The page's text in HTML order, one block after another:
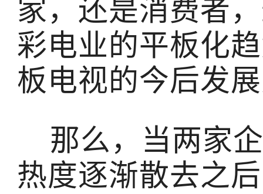
家，还是消费者
彩电业的平板化
板电视的今后发
那么，当两家
热度逐渐散去之